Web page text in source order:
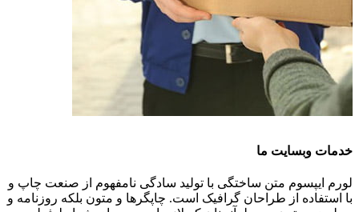
خدمات وبسایت ما
لورم ایپسوم متن ساختگی با تولید سادگی نامفهوم از صنعت چاپ و
با استفاده از طراحان گرافیک است. چاپگرها و متون بلکه روزنامه و